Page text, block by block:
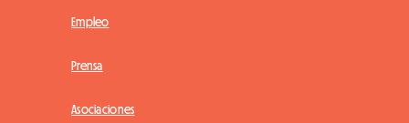
Empleo
Prensa
Asociaciones